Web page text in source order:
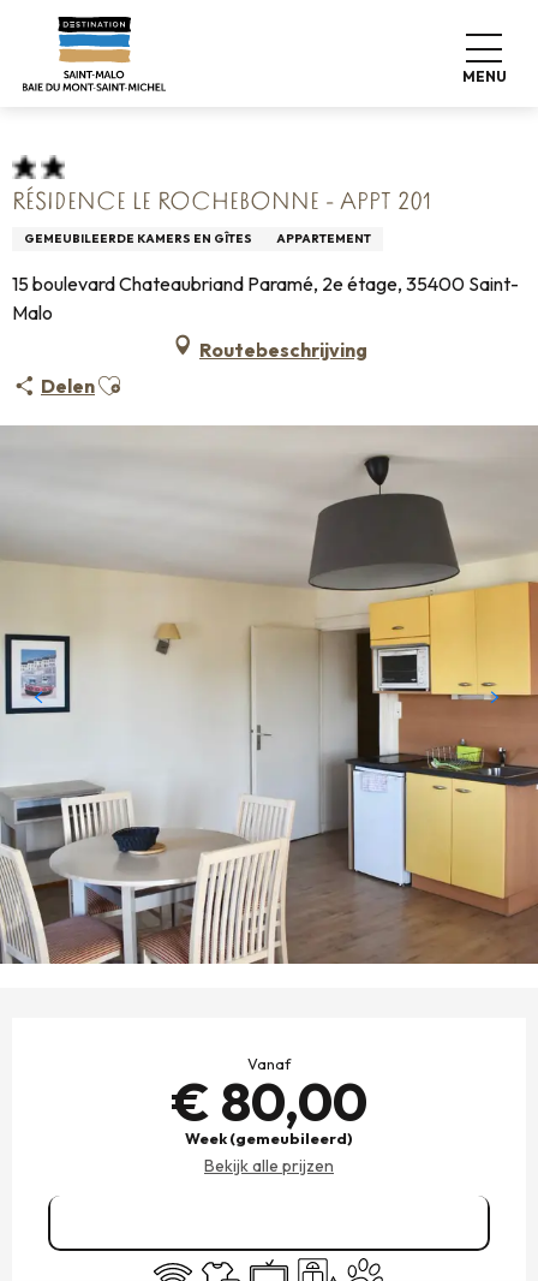
contenu
MENU
Home Pro & Pers
Info over accommodatie +
Gemeubileerde accommodatie
Résidence Le Rochebonne - Appt 201
RÉSIDENCE LE ROCHEBONNE - APPT 201
GEMEUBILEERDE KAMERS EN GÎTES APPARTEMENT
15 boulevard Chateaubriand Paramé, 2e étage, 35400 Saint-
Malo
Routebeschrijving
DelenAjouter aux favoris
Vanaf
€ 80,00
Week (gemeubileerd)
Bekijk alle prijzen
Wifi
Lakens en linnengoed
Televisie
Lift Dieren toegelaten